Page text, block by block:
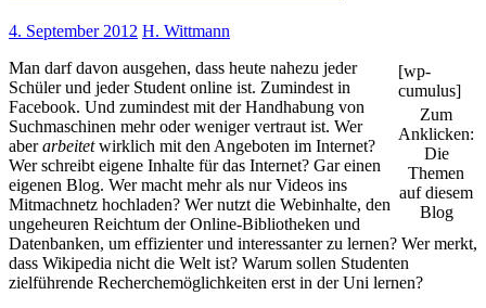
4. September 2012 H. Wittmann
[wp-
cumulus]
Zum
Anklicken:
Die
Themen
auf diesem
Blog
Man darf davon ausgehen, dass heute nahezu jeder
Schüler und jeder Student online ist. Zumindest in
Facebook. Und zumindest mit der Handhabung von
Suchmaschinen mehr oder weniger vertraut ist. Wer
aberarbeitetwirklich mit den Angeboten im Internet?
Wer schreibt eigene Inhalte für das Internet? Gar einen
eigenen Blog. Wer macht mehr als nur Videos ins
Mitmachnetz hochladen? Wer nutzt die Webinhalte, den
ungeheuren Reichtum der Online-Bibliotheken und
Datenbanken, um effizienter und interessanter zu lernen? Wer merkt,
dass Wikipedia nicht die Welt ist? Warum sollen Studenten
zielführende Recherchemöglichkeiten erst in der Uni lernen?